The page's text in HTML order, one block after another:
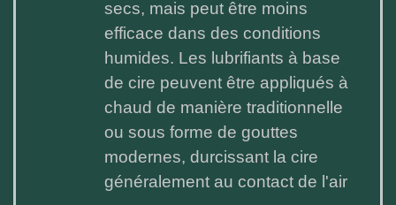
secs, mais peut être moins
efficace dans des conditions
humides. Les lubrifiants à base
de cire peuvent être appliqués à
chaud de manière traditionnelle
ou sous forme de gouttes
modernes, durcissant la cire
généralement au contact de l'air